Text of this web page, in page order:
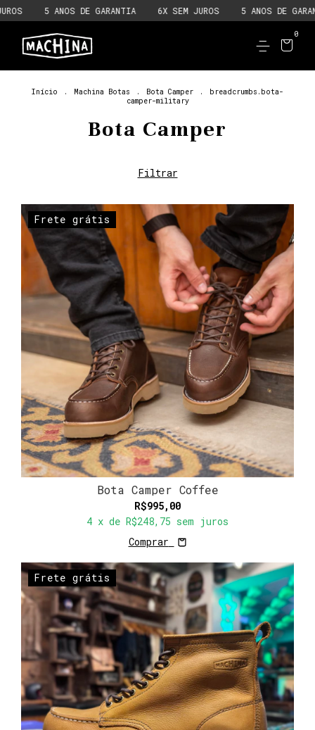
5 ANOS DE GARANTIA 6X SEM JUROS 5 ANOS DE GARANTIA
0
Início . Machina Botas . Bota Camper .
breadcrumbs.bota-
camper-military
Bota Camper
Filtrar
Frete grátis
Bota Camper Coffee
R$995,00
4 x de R$248,75 sem juros
Comprar
Frete grátis